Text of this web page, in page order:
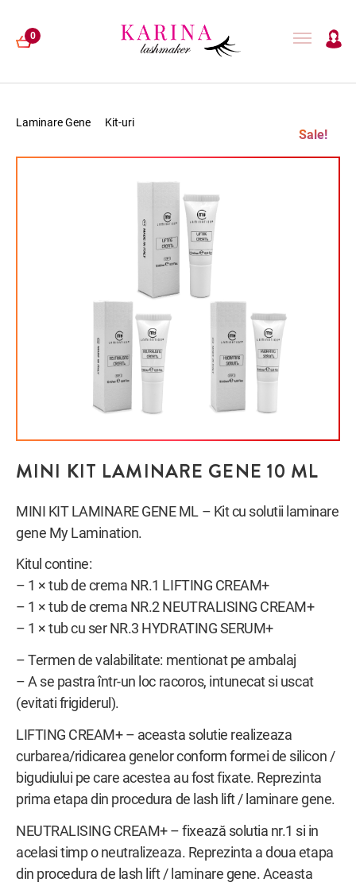
0
Laminare Gene Kit-uri
Sale!
MINI KIT LAMINARE GENE 10 ML
MINI KIT LAMINARE GENE ML – Kit cu solutii laminare
gene My Lamination.
Kitul contine:
– 1 × tub de crema NR.1 LIFTING CREAM+
– 1 × tub de crema NR.2 NEUTRALISING CREAM+
– 1 × tub cu ser NR.3 HYDRATING SERUM+
– Termen de valabilitate: mentionat pe ambalaj
– A se pastra într-un loc racoros, intunecat si uscat
(evitati frigiderul).
LIFTING CREAM+ – aceasta solutie realizeaza
curbarea/ridicarea genelor conform formei de silicon /
bigudiului pe care acestea au fost fixate. Reprezinta
prima etapa din procedura de lash lift / laminare gene.
NEUTRALISING CREAM+ – fixează solutia nr.1 si in
acelasi timp o neutralizeaza. Reprezinta a doua etapa
din procedura de lash lift / laminare gene. Aceasta